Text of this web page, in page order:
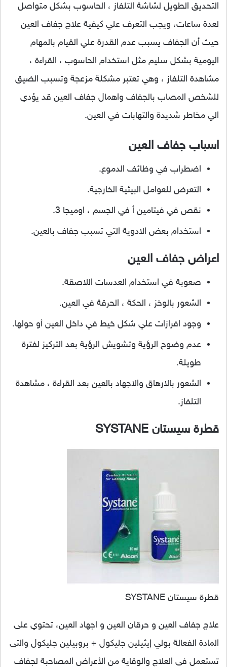
التحديق الطويل لشاشة التلفاز ، الحاسوب بشكل متواصل
لعدة ساعات، ويجب التعرف علي كيفية علاج جفاف العين
حيث أن الجفاف يسبب عدم القدرة علي القيام بالمهام
اليومية بشكل سليم مثل استخدام الحاسوب ، القراءة ،
مشاهدة التلفاز ، وهي تعتبر مشكلة مزعجة وتسبب الضيق
للشخص المصاب بالجفاف واهمال جفاف العين قد يؤدي
الي مخاطر شديدة والتهابات في العين.
اسباب جفاف العين
اضطراب في وظائف الدموع.
التعرض للعوامل البيئية الخارجية.
نقص في فيتامين أ في الجسم ، اوميجا 3.
استخدام بعض الادوية التي تسبب جفاف بالعين.
اعراض جفاف العين
صعوبة في استخدام العدسات اللاصقة.
الشعور بالوخز ، الحكة ، الحرقة في العين.
وجود افرازات علي شكل خيط في داخل العين أو حولها.
عدم وضوح الرؤية وتشويش الرؤية بعد التركيز لفترة
طويلة.
الشعور بالارهاق والاجهاد بالعين بعد القراءة ، مشاهدة
التلفاز.
قطرة سيستان SYSTANE
قطرة سيستان SYSTANE
علاج جفاف العين و حرقان العين و اجهاد العين، تحتوي على
المادة الفعالة بولي إيثيلين جليكول + بروبيلين جليكول والتى
تستعمل فى العلاج والوقاية من الأعراض المصاحبة لجفاف